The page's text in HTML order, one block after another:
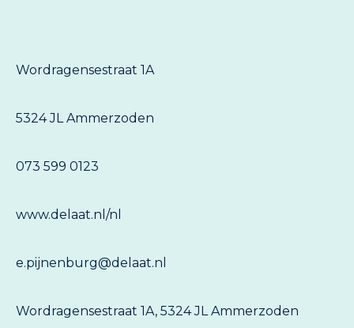
Wordragensestraat 1A
5324 JL Ammerzoden
073 599 0123
www.delaat.nl/nl
e.pijnenburg@delaat.nl
Wordragensestraat 1A, 5324 JL Ammerzoden